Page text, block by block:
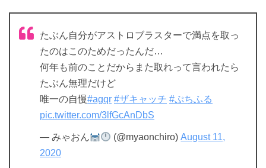
たぶん自分がアストロブラスターで満点を取っ
たのはこのためだったんだ…
何年も前のことだからまた取れって言われたら
たぶん無理だけど
唯一の自慢#agqr #ザキャッチ #ぷちふる
pic.twitter.com/3lfGcAnDbS
— みゃおん (@myaonchiro)August 11,
2020